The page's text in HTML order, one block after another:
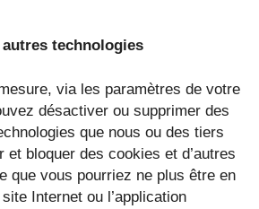
technologies
via les paramètres de votre
désactiver ou supprimer des
que nous ou des tiers
et bloquer des cookies et d’autres
que vous pourriez ne plus être en
Internet ou l’application